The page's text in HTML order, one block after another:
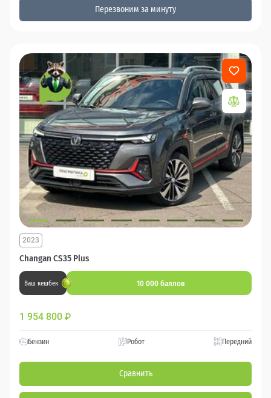
Перезвоним за минуту
Changan CS35 Plus
2023
Ваш кешбек 10 000 баллов
1 954 800 ₽
Бензин Робот Передний
Сравнить